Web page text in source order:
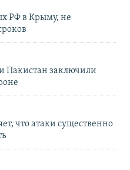
РФ в Крыму, не
Пакистан заключили
что атаки существенно